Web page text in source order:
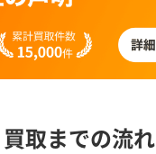
買取までの流れ